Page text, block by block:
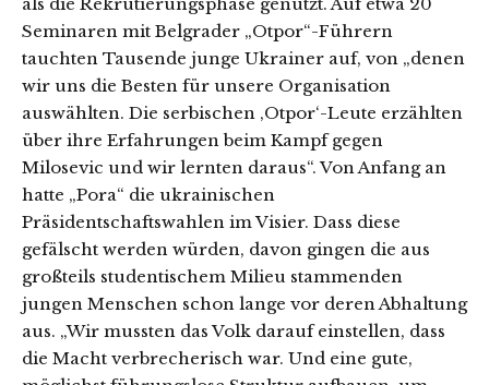
Seminaren mit Belgrader „Otpor“-Führern
tauchten Tausende junge Ukrainer auf, von „denen
wir uns die Besten für unsere Organisation
auswählten. Die serbischen ‚Otpor‘-Leute erzählten
über ihre Erfahrungen beim Kampf gegen
Milosevic und wir lernten daraus“. Von Anfang an
hatte „Pora“ die ukrainischen
Präsidentschaftswahlen im Visier. Dass diese
gefälscht werden würden, davon gingen die aus
großteils studentischem Milieu stammenden
jungen Menschen schon lange vor deren Abhaltung
aus. „Wir mussten das Volk darauf einstellen, dass
die Macht verbrecherisch war. Und eine gute,